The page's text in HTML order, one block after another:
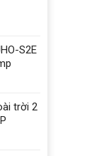
S2E
trời 2